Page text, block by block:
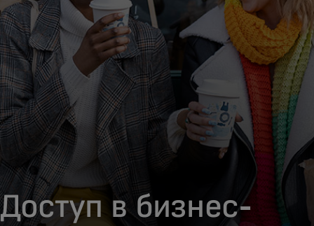
Для новаторов
Новости и тренды
Доступ в бизнес-